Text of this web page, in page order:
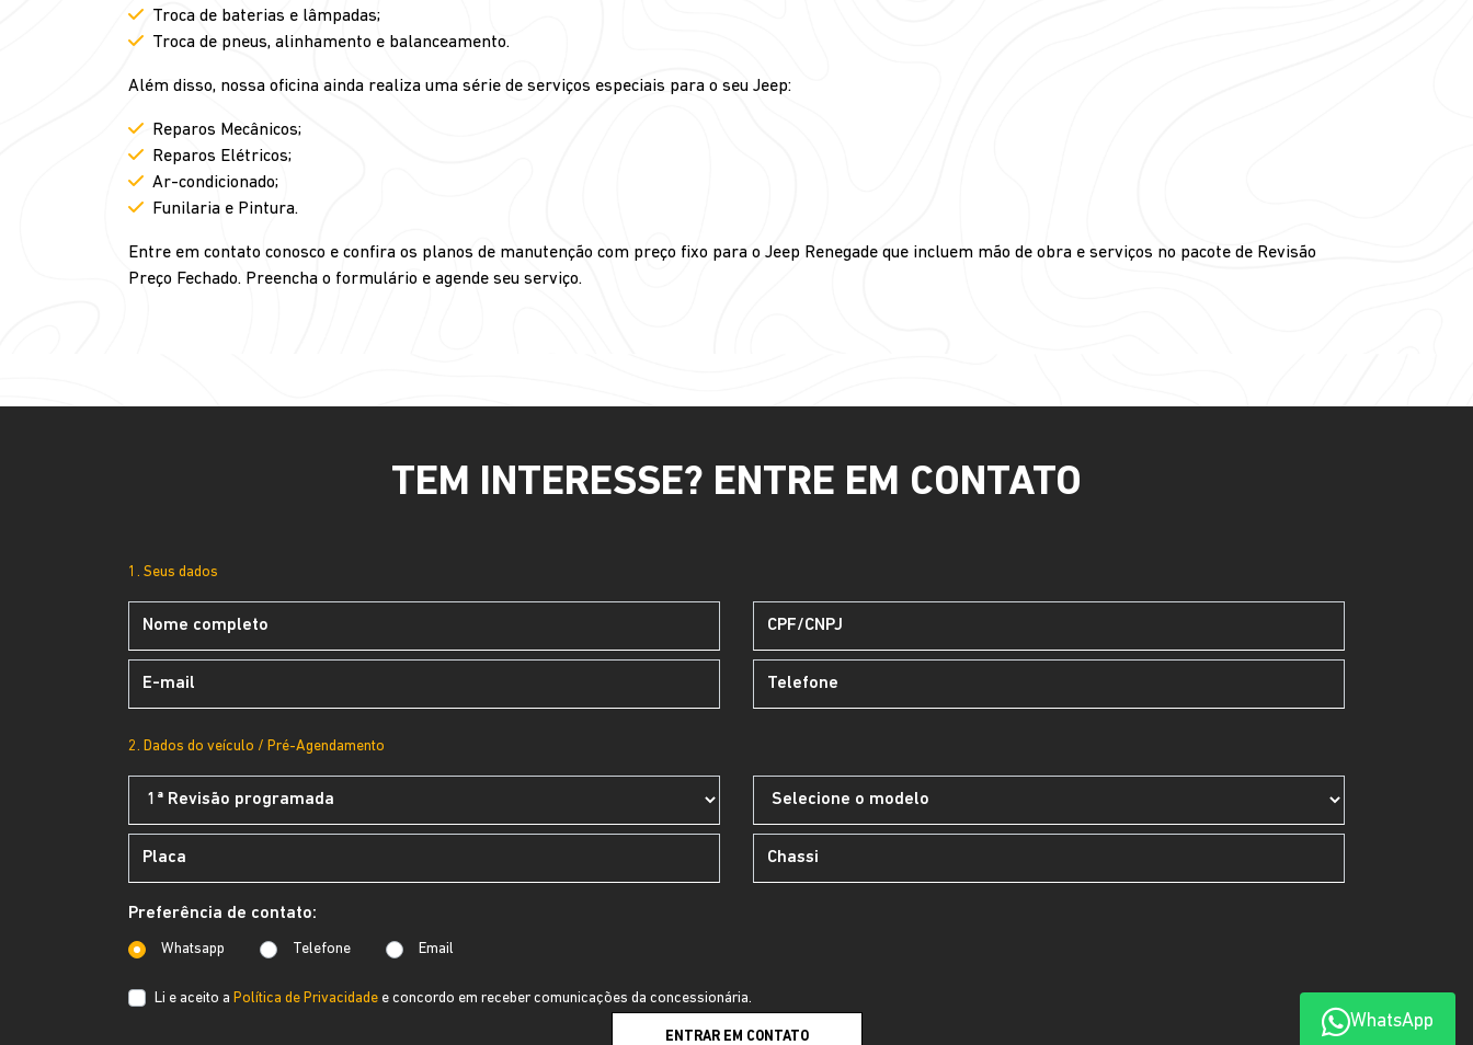
Troca de baterias e lâmpadas;
Troca de pneus, alinhamento e balanceamento.
Além disso, nossa oficina ainda realiza uma série de serviços especiais para o seu Jeep:
Reparos Mecânicos;
Reparos Elétricos;
Ar-condicionado;
Funilaria e Pintura.
Entre em contato conosco e confira os planos de manutenção com preço fixo para o Jeep Renegade que incluem mão de obra e serviços no pacote de Revisão
Preço Fechado. Preencha o formulário e agende seu serviço.
TEM INTERESSE? ENTRE EM CONTATO
1. Seus dados
2. Dados do veículo / Pré-Agendamento
Preferência de contato:
Whatsapp Telefone Email
Li e aceito a Política de Privacidade e concordo em receber comunicações da concessionária.
ENTRAR EM CONTATO
WhatsApp